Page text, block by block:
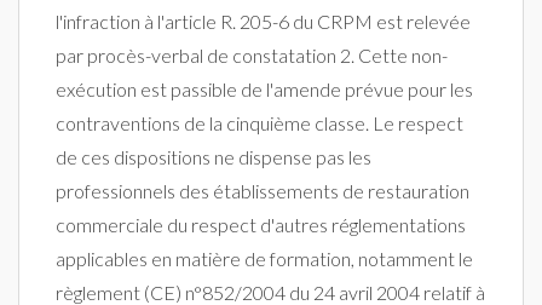
l'infraction à l'article R. 205-6 du CRPM est relevée
par procès-verbal de constatation 2. Cette non-
exécution est passible de l'amende prévue pour les
contraventions de la cinquième classe. Le respect
de ces dispositions ne dispense pas les
professionnels des établissements de restauration
commerciale du respect d'autres réglementations
applicables en matière de formation, notamment le
règlement (CE) n°852/2004 du 24 avril 2004 relatif à